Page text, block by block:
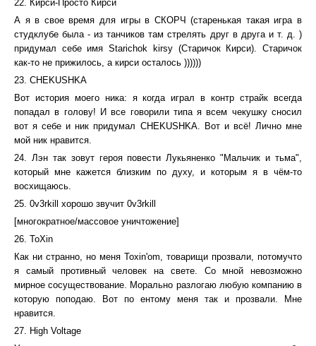
22. Кирси-Просто Кирси
А я в свое время для игры в СКОРЧ (старенькая такая игра в
студклубе была - из танчиков там стрелять друг в друга и т. д. )
придумал себе имя Starichok kirsy (Старичок Кирси). Старичок
как-то не прижилось, а кирси осталось ))))))
23. CHEKUSHKA
Вот история моего ника: я когда играл в контр страйк всегда
попадал в голову! И все говорили типа я всем чекушку сносил
вот я себе и ник придумал CHEKUSHKA. Вот и всё! Лично мне
мой ник нравится.
24. Лэн так зовут героя повести Лукьяненко "Мальчик и тьма",
который мне кажется близким по духу, и которым я в чём-то
восхищаюсь.
25. 0v3rkill хорошо звучит 0v3rkill
[многократное/массовое уничтожение]
26. ToXin
Как ни странно, но меня Toxin'om, товарищи прозвали, потомучто
я самый противный человек на свете. Со мной невозможно
мирное сосуществование. Морально разлогаю любую компанию в
которую поподаю. Вот по ентому меня так и прозвали. Мне
нравится.
27. High Voltage